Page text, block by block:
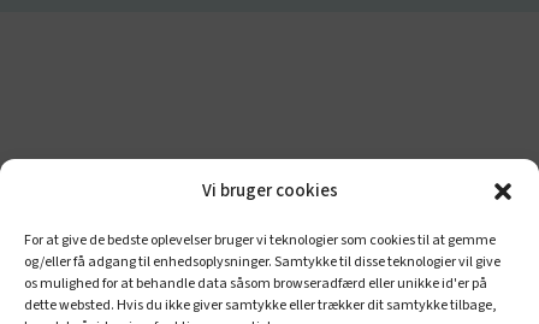
Vi bruger cookies
For at give de bedste oplevelser bruger vi teknologier som cookies til at gemme
og/eller få adgang til enhedsoplysninger. Samtykke til disse teknologier vil give
os mulighed for at behandle data såsom browseradfærd eller unikke id'er på
dette websted. Hvis du ikke giver samtykke eller trækker dit samtykke tilbage,